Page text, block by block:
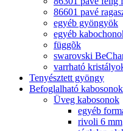
86601 pavé
egyéb gyöngyök
egyéb
függõk
swarovski
varrható
Tenyésztett gyöngy
Befoglalható
Üveg kabosonok
egyéb
rivoli 6 mm